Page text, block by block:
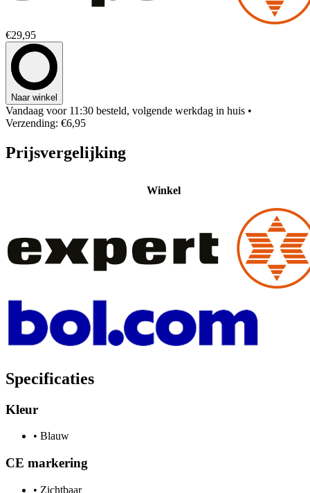
€29,95
Naar winkel
Vandaag voor 11:30 besteld, volgende werkdag in huis •
Verzending: €6,95
Prijsvergelijking
Winkel
Specificaties
Kleur
• Blauw
CE markering
• Zichtbaar